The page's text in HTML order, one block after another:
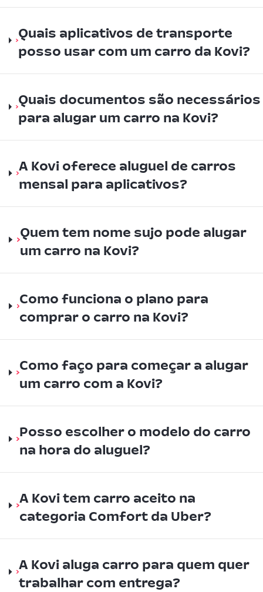
Quais aplicativos de transporte
posso usar com um carro da Kovi?
Quais documentos são necessários
para alugar um carro na Kovi?
A Kovi oferece aluguel de carros
mensal para aplicativos?
Quem tem nome sujo pode alugar
um carro na Kovi?
Como funciona o plano para
comprar o carro na Kovi?
Como faço para começar a alugar
um carro com a Kovi?
Posso escolher o modelo do carro
na hora do aluguel?
A Kovi tem carro aceito na
categoria Comfort da Uber?
A Kovi aluga carro para quem quer
trabalhar com entrega?